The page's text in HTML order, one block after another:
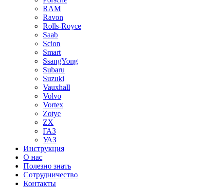
RAM
Ravon
Rolls-Royce
Saab
Scion
Smart
SsangYong
Subaru
Suzuki
Vauxhall
Volvo
Vortex
Zotye
ZX
ГАЗ
УАЗ
Инструкция
О нас
Полезно знать
Сотрудничество
Контакты